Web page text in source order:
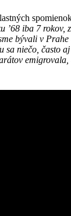
’68 iba 7 rokov,
bývali v
sa niečo, často